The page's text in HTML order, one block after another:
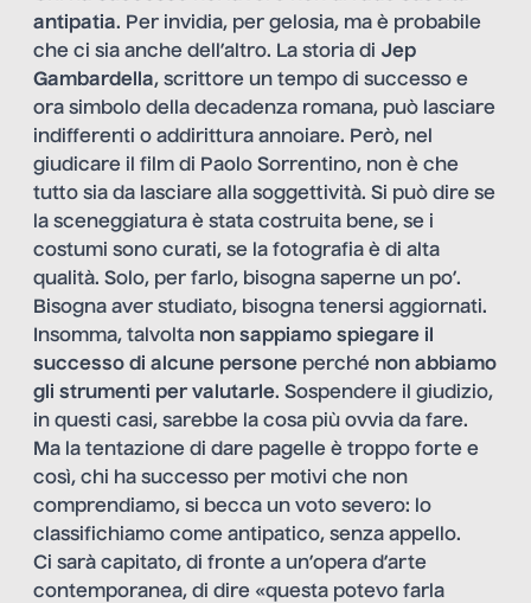
antipatia. Per invidia, per gelosia, ma è probabile
che ci sia anche dell’altro. La storia di Jep
Gambardella, scrittore un tempo di successo e
ora simbolo della decadenza romana, può lasciare
indifferenti o addirittura annoiare. Però, nel
giudicare il film di Paolo Sorrentino, non è che
tutto sia da lasciare alla soggettività. Si può dire se
la sceneggiatura è stata costruita bene, se i
costumi sono curati, se la fotografia è di alta
qualità. Solo, per farlo, bisogna saperne un po’.
Bisogna aver studiato, bisogna tenersi aggiornati.
Insomma, talvolta non sappiamo spiegare il
successo di alcune persone perché non abbiamo
gli strumenti per valutarle. Sospendere il giudizio,
in questi casi, sarebbe la cosa più ovvia da fare.
Ma la tentazione di dare pagelle è troppo forte e
così, chi ha successo per motivi che non
comprendiamo, si becca un voto severo: lo
classifichiamo come antipatico, senza appello.
Ci sarà capitato, di fronte a un’opera d’arte
contemporanea, di dire «questa potevo farla